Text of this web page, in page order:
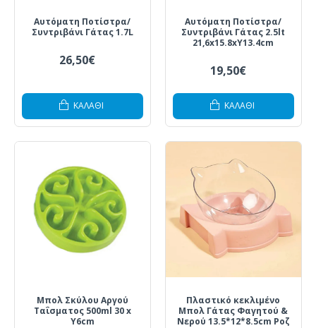
Αυτόματη Ποτίστρα/
Συντριβάνι Γάτας 1.7L
26,50€
ΚΑΛΆΘΙ
Αυτόματη Ποτίστρα/
Συντριβάνι Γάτας 2.5lt
21,6x15.8xY13.4cm
19,50€
ΚΑΛΆΘΙ
Μπολ Σκύλου Αργού
Ταΐσματος 500ml 30 x
Y6cm
Πλαστικό κεκλιμένο
Μπολ Γάτας Φαγητού &
Νερού 13.5*12*8.5cm Ροζ